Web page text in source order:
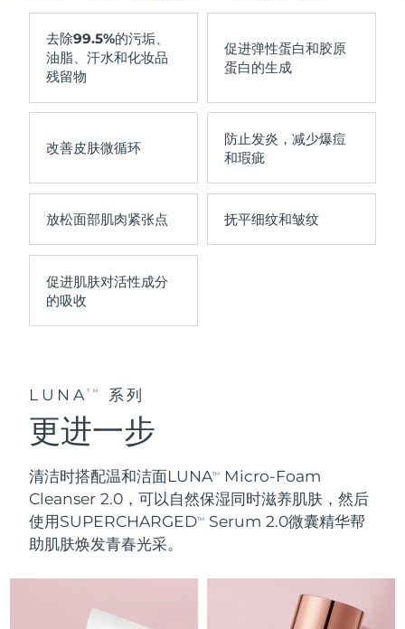
去除99.5%的污垢、
油脂、汗水和化妆品
残留物
促进弹性蛋白和胶原
蛋白的生成
改善皮肤微循环
防止发炎 ，减少爆痘
和瑕疵
放松面部肌肉紧张点 抚平细纹和皱纹
促进肌肤对活性成分
的吸收
LUNATM 系列
更进一步
清洁时搭配温和洁面LUNATM
Micro-Foam
Cleanser 2.0，可以自然保湿同时滋养肌肤 ，然后
使用SUPERCHARGEDTM
Serum 2.0微囊精华帮
助肌肤焕发青春光采。
立陶宛 预计送达日期
卢森堡 预计送达日期8/10/26
中国澳门特别行政区 预计送达日期
马来西亚 预计送达日期8/13/26
墨西哥
摩纳哥
挪威
阿曼 预计送达日期 8/13/26
菲律宾
波兰 预计送达日期8/11/26
预计送达日期 8/10/26